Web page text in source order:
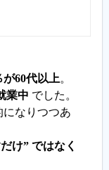
が60代以上。
業中 でした。
になりつつあ
け” ではなく